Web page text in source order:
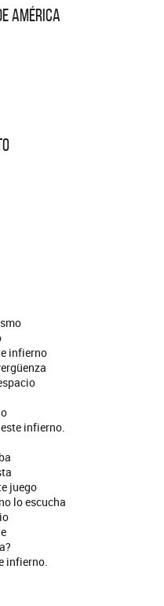
AMÉRICA
infierno
infierno.
juego
lo escucha
infierno.